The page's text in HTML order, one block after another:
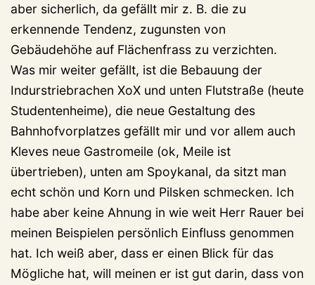
aber sicherlich, da gefällt mir z. B. die zu
erkennende Tendenz, zugunsten von
Gebäudehöhe auf Flächenfrass zu verzichten.
Was mir weiter gefällt, ist die Bebauung der
Indurstriebrachen XoX und unten Flutstraße (heute
Studentenheime), die neue Gestaltung des
Bahnhofvorplatzes gefällt mir und vor allem auch
Kleves neue Gastromeile (ok, Meile ist
übertrieben), unten am Spoykanal, da sitzt man
echt schön und Korn und Pilsken schmecken. Ich
habe aber keine Ahnung in wie weit Herr Rauer bei
meinen Beispielen persönlich Einfluss genommen
hat. Ich weiß aber, dass er einen Blick für das
Mögliche hat, will meinen er ist gut darin, dass von